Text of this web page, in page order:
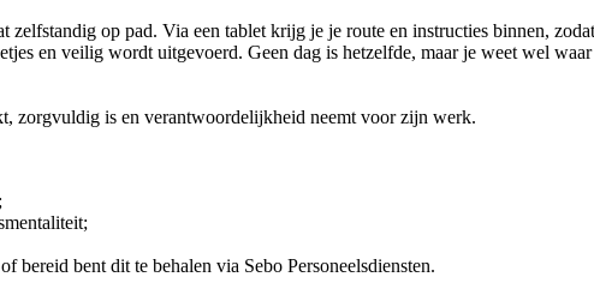
zelfstandig op pad. Via een tablet krijg je je route en instructies binnen,
en veilig wordt uitgevoerd. Geen dag is hetzelfde, maar je weet wel
zorgvuldig is en verantwoordelijkheid neemt voor zijn werk.
bereid bent dit te behalen via Sebo Personeelsdiensten.